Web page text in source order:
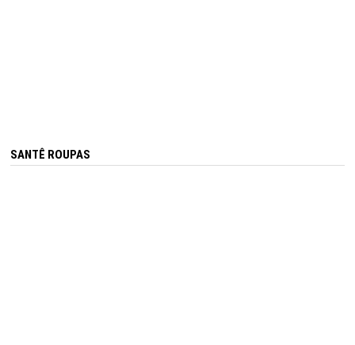
SANTÊ ROUPAS